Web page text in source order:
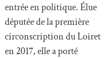
entrée en politique. Élue
députée de la première
circonscription du Loiret
en 2017, elle a porté